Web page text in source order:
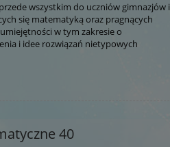
wszystkim do uczniów gimnazjów i
się matematyką oraz pragnących
w tym zakresie o
i idee rozwiązań nietypowych
40